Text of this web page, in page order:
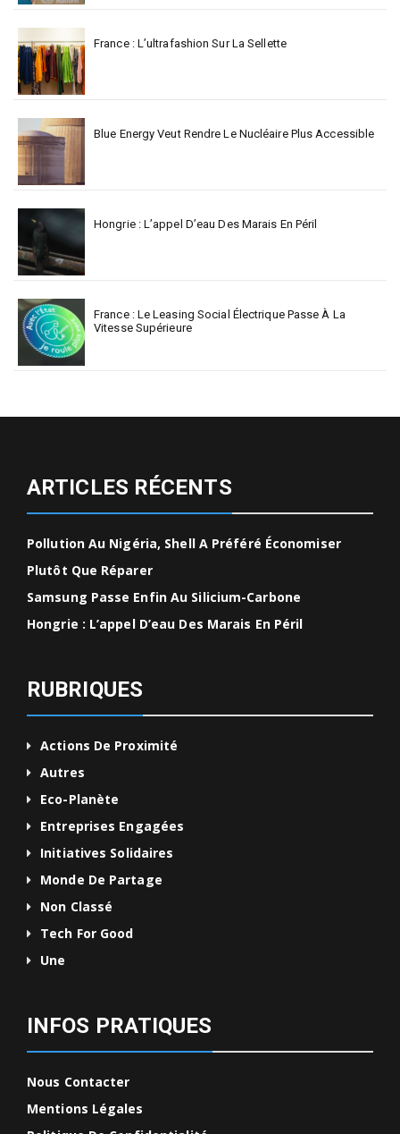
France : L’ultrafashion Sur La Sellette
Blue Energy Veut Rendre Le Nucléaire Plus Accessible
Hongrie : L’appel D’eau Des Marais En Péril
France : Le Leasing Social Électrique Passe À La
Vitesse Supérieure
ARTICLES RÉCENTS
Pollution Au Nigéria, Shell A Préféré Économiser
Plutôt Que Réparer
Samsung Passe Enfin Au Silicium-Carbone
Hongrie : L’appel D’eau Des Marais En Péril
RUBRIQUES
Actions De Proximité
Autres
Eco-Planète
Entreprises Engagées
Initiatives Solidaires
Monde De Partage
Non Classé
Tech For Good
Une
INFOS PRATIQUES
Nous Contacter
Mentions Légales